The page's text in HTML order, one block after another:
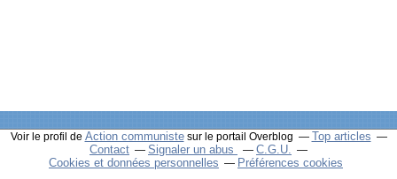
Voir le profil de Action communistesur le portail Overblog
Top articles
Contact
Signaler un abus
C.G.U.
Cookies et données personnelles
Préférences cookies